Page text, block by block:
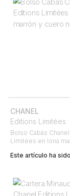
CHANEL
Editions Limitées
Bolso Cabás
Limitées en lona
Este artículo ha